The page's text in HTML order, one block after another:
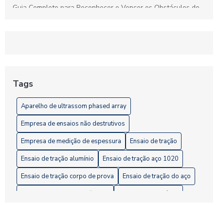
Guia Completo para Reconhecer e Vencer os Obstáculos do
Estanqueidade para a Segurança Industrial
Ensaios Destrutivos: Fundamental para Garantir a Qualidade
na Indústria
Tags
Aparelho de ultrassom phased array
Empresa de ensaios não destrutivos
Empresa de medição de espessura
Ensaio de tração
Ensaio de tração alumínio
Ensaio de tração aço 1020
Ensaio de tração corpo de prova
Ensaio de tração do aço
Ensaio de tração em polímeros
Ensaio metalográfico